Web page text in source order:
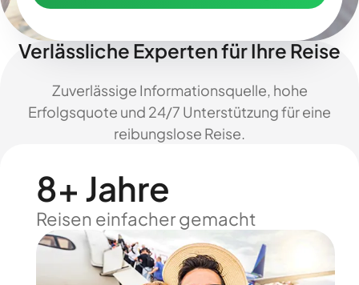
Verlässliche Experten für Ihre Reise
Zuverlässige Informationsquelle, hohe
Erfolgsquote und 24/7 Unterstützung für eine
reibungslose Reise.
8+ Jahre
Reisen einfacher gemacht